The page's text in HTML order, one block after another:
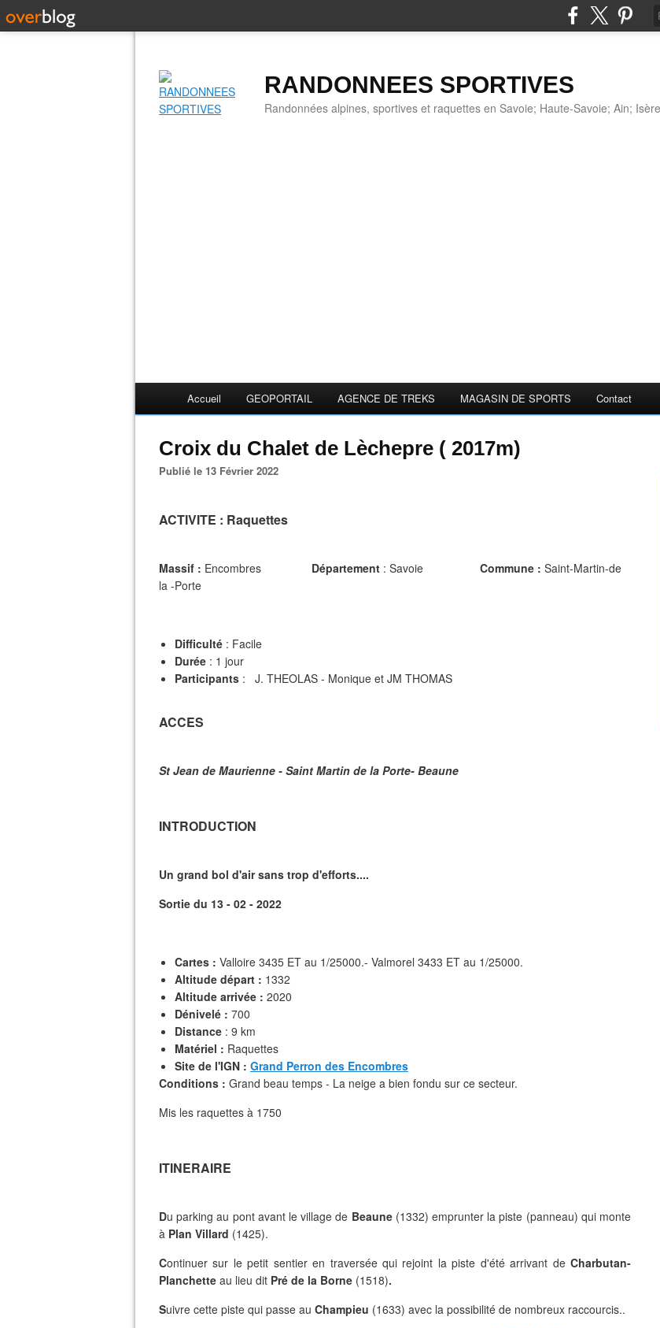
RANDONNEES SPORTIVES
Randonnées alpines, sportives et raquettes en Savoie; Haute-Savoie; Ain;
Accueil GEOPORTAIL AGENCE DE TREKS MAGASIN DE SPORTS Contact
Croix du Chalet de Lèchepre ( 2017m)
Publié le 13 Février 2022
ACTIVITE : Raquettes
Massif : Encombres Département : Savoie Commune : Saint-Martin-de
la -Porte
Difficulté : Facile
Durée : 1 jour
Participants : J. THEOLAS - Monique et JM THOMAS
ACCES
St Jean de Maurienne - Saint Martin de la Porte- Beaune
INTRODUCTION
Un grand bol d'air sans trop d'efforts....
Sortie du 13 - 02 - 2022
Cartes : Valloire 3435 ET au 1/25000.- Valmorel 3433 ET au 1/25000.
Altitude départ : 1332
Altitude arrivée : 2020
Dénivelé : 700
Distance : 9 km
Matériel : Raquettes
Site de l'IGN : Grand Perron des Encombres
Conditions : Grand beau temps - La neige a bien fondu sur ce secteur.
Mis les raquettes à 1750
ITINERAIRE
Du parking au pont avant le village de Beaune (1332) emprunter la piste (panneau) qui monte
à Plan Villard (1425).
Continuer sur le petit sentier en traversée qui rejoint la piste d'été arrivant de Charbutan-
Planchette au lieu dit Pré de la Borne (1518).
Suivre cette piste qui passe au Champieu (1633) avec la possibilité de nombreux raccourcis..